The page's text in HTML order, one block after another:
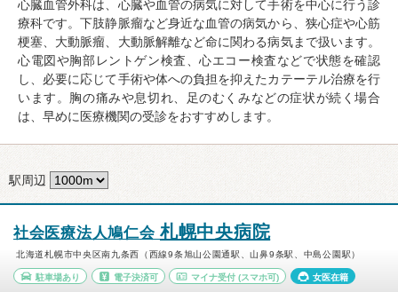
心臓血管外科は、心臓や血管の病気に対して手術を中心に行う診
療科です。下肢静脈瘤など身近な血管の病気から、狭心症や心筋
梗塞、大動脈瘤、大動脈解離など命に関わる病気まで扱います。
心電図や胸部レントゲン検査、心エコー検査などで状態を確認
し、必要に応じて手術や体への負担を抑えたカテーテル治療を行
います。胸の痛みや息切れ、足のむくみなどの症状が続く場合
は、早めに医療機関の受診をおすすめします。
駅周辺
社会医療法人鳩仁会 札幌中央病院
北海道札幌市中央区南九条西（西線9条旭山公園通駅、山鼻9条駅、中島公園駅）
駐車場あり 電子決済可 マイナ受付 (スマホ可) 女医在籍